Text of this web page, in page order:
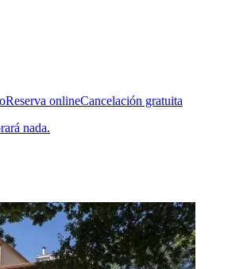
Reserva onlineCancelación gratuita
nada.